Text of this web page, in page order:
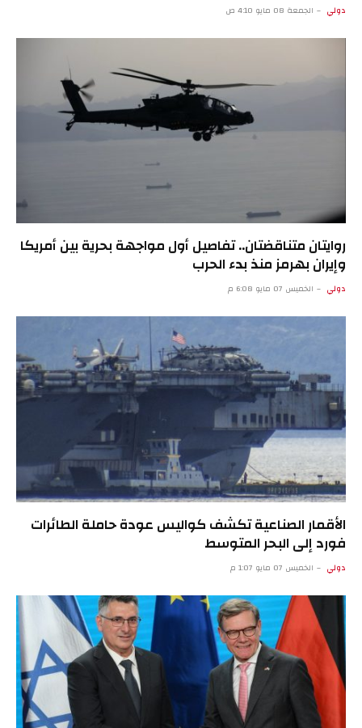
دولي الجمعة 08 مايو 4:10 ص
روايتان متناقضتان.. تفاصيل أول مواجهة بحرية بين أمريكا
وإيران بهرمز منذ بدء الحرب
دولي الخميس 07 مايو 6:08 م
الأقمار الصناعية تكشف كواليس عودة حاملة الطائرات
فورد إلى البحر المتوسط
دولي الخميس 07 مايو 1:07 م